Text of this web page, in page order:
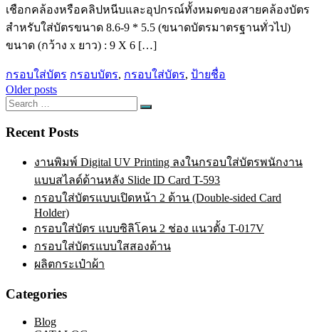
เชือกคล้องหรือคลิปหนีบและอุปกรณ์ทั้งหมดของสายคล้องบัตร
สำหรับใส่บัตรขนาด 8.6-9 * 5.5 (ขนาดบัตรมาตรฐานทั่วไป)
ขนาด (กว้าง x ยาว) : 9 X 6 […]
กรอบใส่บัตร กรอบบัตร, กรอบใส่บัตร, ป้ายชื่อ
Posts
navigation
Older posts
Search
for:
Search
Recent Posts
งานพิมพ์ Digital UV Printing ลงในกรอบใส่บัตรพนักงาน
แบบสไลด์ด้านหลัง Slide ID Card T-593
กรอบใส่บัตรแบบเปิดหน้า 2 ด้าน (Double-sided Card
Holder)
กรอบใส่บัตร แบบซิลิโคน 2 ช่อง แนวตั้ง T-017V
กรอบใส่บัตรแบบใสสองด้าน
ผลิตกระเป๋าผ้า
Categories
Blog